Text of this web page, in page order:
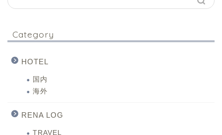
Category
HOTEL
国内
海外
RENA LOG
TRAVEL